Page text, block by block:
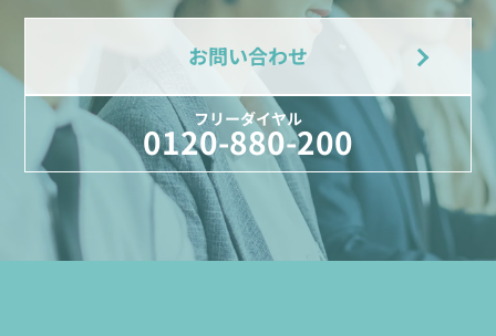
お問い合わせ
フリーダイヤル
0120-880-200